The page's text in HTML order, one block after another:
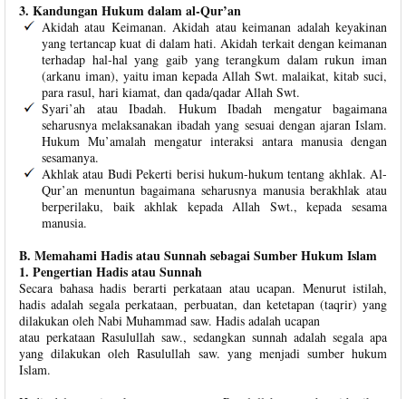
3. Kandungan Hukum dalam al-Qur’an
Akidah atau Keimanan. Akidah atau keimanan adalah keyakinan
yang tertancap kuat di dalam hati. Akidah terkait dengan keimanan
terhadap hal-hal yang gaib yang terangkum dalam rukun iman
(arkanu iman), yaitu iman kepada Allah Swt. malaikat, kitab suci,
para rasul, hari kiamat, dan qada/qadar Allah Swt.
Syari’ah atau Ibadah. Hukum Ibadah mengatur bagaimana
seharusnya melaksanakan ibadah yang sesuai dengan ajaran Islam.
Hukum Mu’amalah mengatur interaksi antara manusia dengan
sesamanya.
Akhlak atau Budi Pekerti berisi hukum-hukum tentang akhlak. Al-
Qur’an menuntun bagaimana seharusnya manusia berakhlak atau
berperilaku, baik akhlak kepada Allah Swt., kepada sesama
manusia.
B. Memahami Hadis atau Sunnah sebagai Sumber Hukum Islam
1. Pengertian Hadis atau Sunnah
Secara bahasa hadis berarti perkataan atau ucapan. Menurut istilah,
hadis adalah segala perkataan, perbuatan, dan ketetapan (taqrir) yang
dilakukan oleh Nabi Muhammad saw. Hadis adalah ucapan
atau perkataan Rasulullah saw., sedangkan sunnah adalah segala apa
yang dilakukan oleh Rasulullah saw. yang menjadi sumber hukum
Islam.